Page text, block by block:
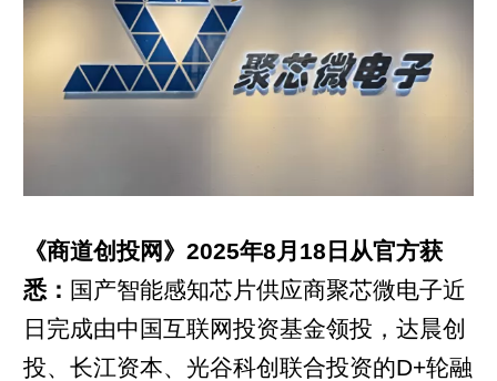
《商道创投网》2025年8月18日从官方获
悉： 国产智能感知芯片供应商聚芯微电子近
日完成由中国互联网投资基金领投，达晨创
投、长江资本、光谷科创联合投资的D+轮融